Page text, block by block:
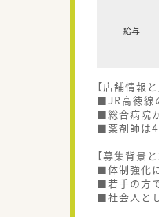
給与
【店舗情報
■JR高徳線
■総合病院
■薬剤師は4
【募集背景
■体制強化
■若手の方
■社会人と